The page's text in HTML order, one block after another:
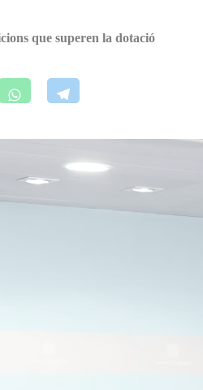
que superen la dotació